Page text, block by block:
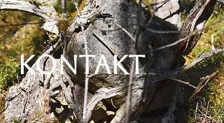
Kontakt